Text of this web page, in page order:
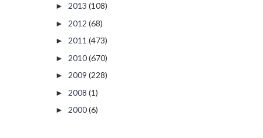
► 2013 (108)
► 2012 (68)
► 2011 (473)
► 2010(670)
► 2009 (228)
► 2008 (1)
► 2000(6)